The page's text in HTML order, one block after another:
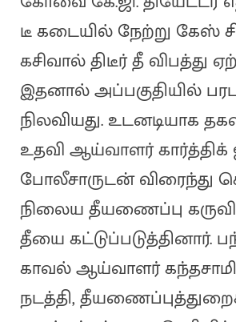
டீ கடையில் நேற்று கேஸ்
கசிவால் திடீர் தீ விபத்து
இதனால் அப்பகுதியில்
நிலவியது. உடனடியாக
உதவி ஆய்வாளர் கார்த்திக்
போலீசாருடன் விரைந்து
நிலைய தீயணைப்பு
தீயை கட்டுப்படுத்தினார்.
காவல் ஆய்வாளர்
நடத்தி,